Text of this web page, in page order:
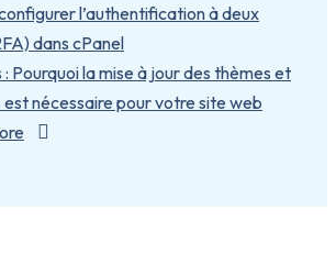
l’authentification à deux
dans cPanel
Pourquoi la mise à jour des thèmes et
est nécessaire pour votre site web